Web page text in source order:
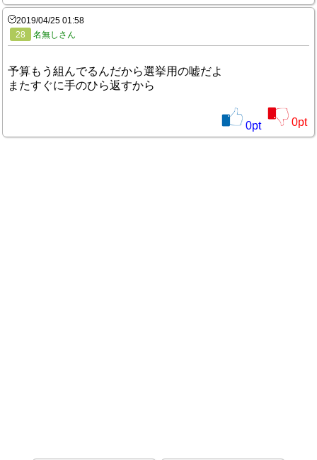
2019/04/25 01:58
28
名無しさん
予算もう組んでるんだから選挙用の嘘だよ
またすぐに手のひら返すから
0pt 0pt